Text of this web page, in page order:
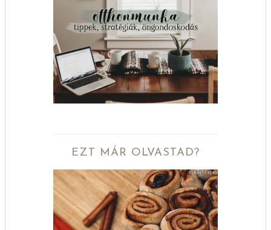
EZT MÁR OLVASTAD?